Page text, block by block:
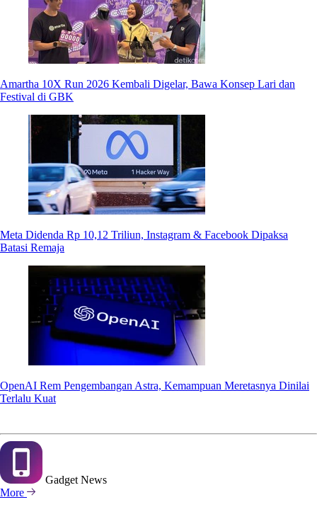
Amartha 10X Run 2026 Kembali Digelar, Bawa Konsep Lari dan
Festival di GBK
Meta Didenda Rp 10,12 Triliun, Instagram & Facebook Dipaksa
Batasi Remaja
OpenAI Rem Pengembangan Astra, Kemampuan Meretasnya Dinilai
Terlalu Kuat
Gadget News
More